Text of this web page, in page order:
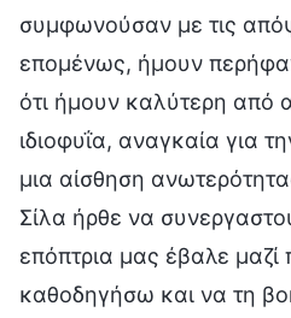
συμφωνούσαν με τις
επομένως, ήμουν
ότι ήμουν καλύτερη από
ιδιοφυΐα, αναγκαία για
μια αίσθηση
Σίλα ήρθε να
επόπτρια μας έβαλε μαζί
καθοδηγήσω και να τη